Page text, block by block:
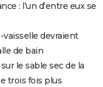
: l'un d'entre eux se
vaisselle devraient
de bain
le sable sec de la
trois fois plus